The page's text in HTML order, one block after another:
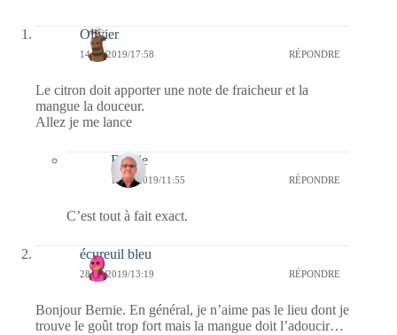
Olivier
14/09/2019/17:58 RÉPONDRE
Le citron doit apporter une note de fraicheur et la
mangue la douceur.
Allez je me lance
Bernie
15/09/2019/11:55 RÉPONDRE
C’est tout à fait exact.
écureuil bleu
28/08/2019/13:19 RÉPONDRE
Bonjour Bernie. En général, je n’aime pas le lieu dont je
trouve le goût trop fort mais la mangue doit l’adoucir…